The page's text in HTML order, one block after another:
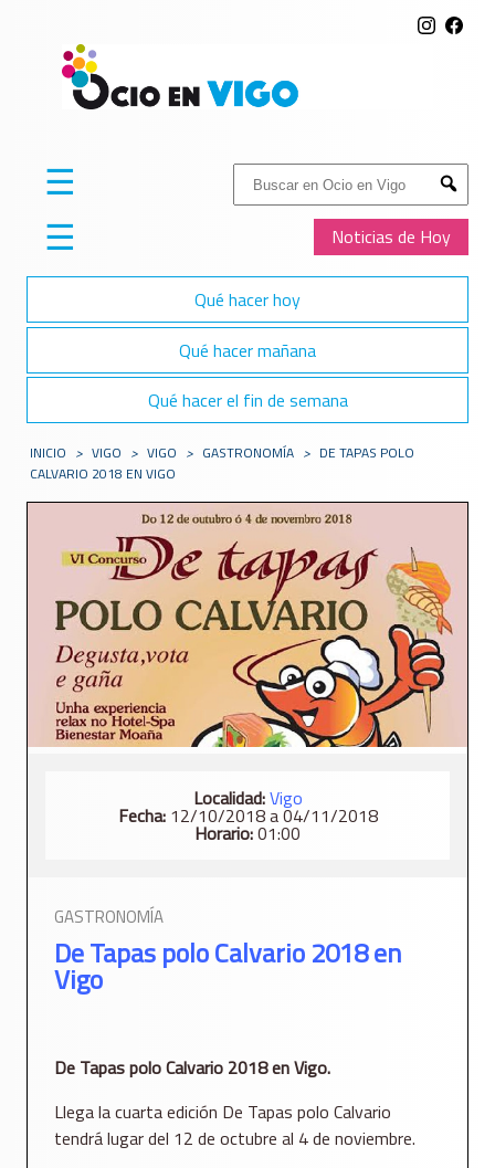
Buscar:
Submit
Noticias de Hoy
☰
☰
Qué hacer hoy
Qué hacer mañana
Qué hacer el fin de semana
INICIO > VIGO > VIGO > GASTRONOMÍA > DE TAPAS POLO
CALVARIO 2018 EN VIGO
Localidad:Vigo
Fecha:12/10/2018 a 04/11/2018
Horario:01:00
GASTRONOMÍA
De Tapas polo Calvario 2018 en
Vigo
De Tapas polo Calvario 2018 en Vigo.
Llega la cuarta edición De Tapas polo Calvario
tendrá lugar del 12 de octubre al 4 de noviembre.